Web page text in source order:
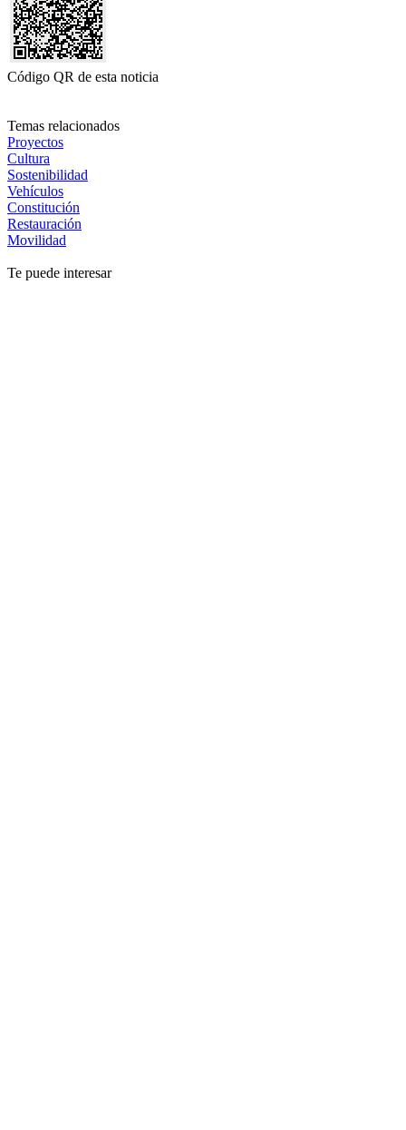
Código QR de esta noticia
Temas relacionados
Proyectos
Cultura
Sostenibilidad
Vehículos
Constitución
Restauración
Movilidad
Te puede interesar